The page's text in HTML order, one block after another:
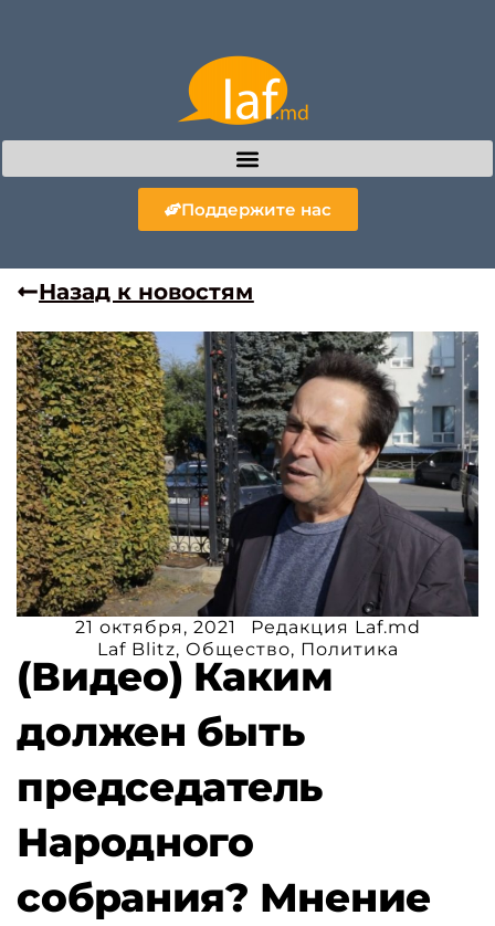
Поддержите нас
Назад к новостям
21 октября, 2021
Редакция Laf.md
Laf Blitz, Общество, Политика
(Видео) Каким
должен быть
председатель
Народного
собрания? Мнение